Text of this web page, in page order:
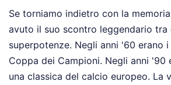
Se torniamo indietro con la
avuto il suo scontro leggendario tra
superpotenze. Negli anni '60 erano
Coppa dei Campioni. Negli anni '90
una classica del calcio europeo. La